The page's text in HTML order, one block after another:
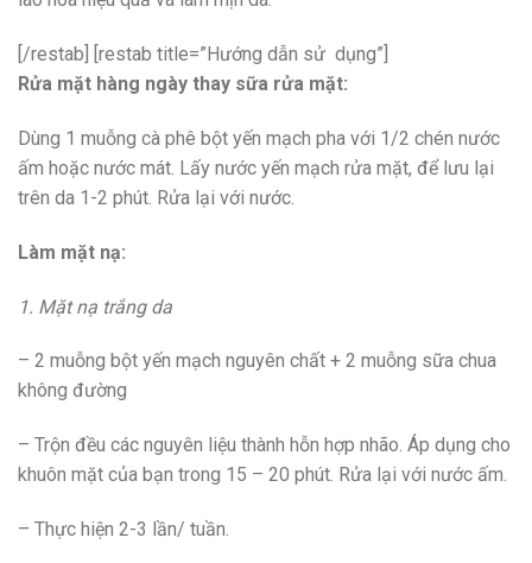
[/restab] [restab title=”Hướng dẫn sử dụng”]
Rửa mặt hàng ngày thay sữa rửa mặt:
Dùng 1 muỗng cà phê bột yến mạch pha với 1/2 chén nước
ấm hoặc nước mát. Lấy nước yến mạch rửa mặt, để lưu lại
trên da 1-2 phút. Rửa lại với nước.
Làm mặt nạ:
1. Mặt nạ trắng da
– 2 muỗng bột yến mạch nguyên chất + 2 muỗng sữa chua
không đường
– Trộn đều các nguyên liệu thành hỗn hợp nhão. Áp dụng cho
khuôn mặt của bạn trong 15 – 20 phút. Rửa lại với nước ấm.
– Thực hiện 2-3 lần/ tuần.